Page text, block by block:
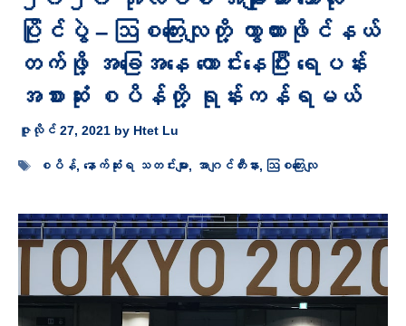
ပြိုင်ပွဲ – ဩစတြေးလျတို့ ကွာတားဖိုင်နယ်
တက်ဖို့ အခြေအနေ ကောင်းနေပြီး ရေပန်း
အစားဆုံး စပိန်တို့ ရုန်းကန်ရမယ်
ဇူလိုင် 27, 2021 by Htet Lu
Tags
စပိန်,နောက်ဆုံးရ သတင်းများ, အာဂျင်တီးနား, ဩစတြေးလျ